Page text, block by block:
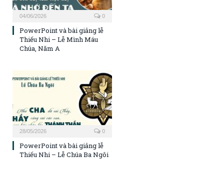
04/06/2026 0
PowerPoint và bài giảng lễ
Thiếu Nhi – Lễ Mình Máu
Chúa, Năm A
28/05/2026 0
PowerPoint và bài giảng lễ
Thiếu Nhi – Lễ Chúa Ba Ngôi